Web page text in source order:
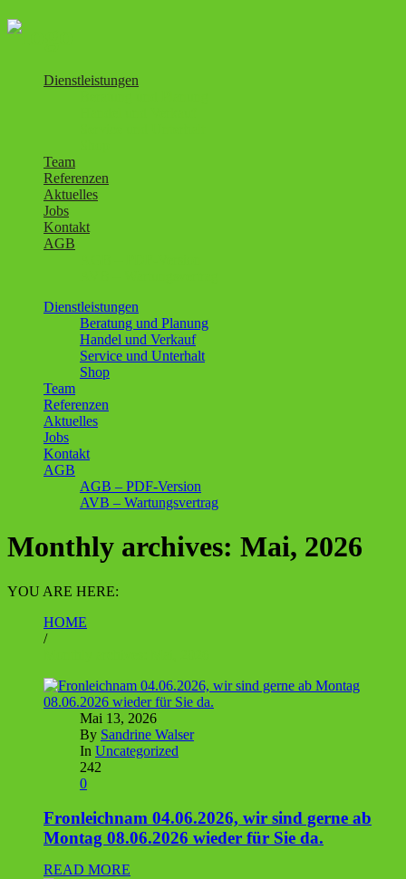
Dienstleistungen
Team
Referenzen
Aktuelles
Jobs
Kontakt
AGB
Dienstleistungen
Beratung und Planung
Handel und Verkauf
Service und Unterhalt
Shop
Team
Referenzen
Aktuelles
Jobs
Kontakt
AGB
AGB – PDF-Version
AVB – Wartungsvertrag
Monthly archives: Mai, 2026
YOU ARE HERE:
HOME
/
Mai 13, 2026
By Sandrine Walser
In Uncategorized
242
0
Fronleichnam 04.06.2026, wir sind gerne ab
Montag 08.06.2026 wieder für Sie da.
READ MORE